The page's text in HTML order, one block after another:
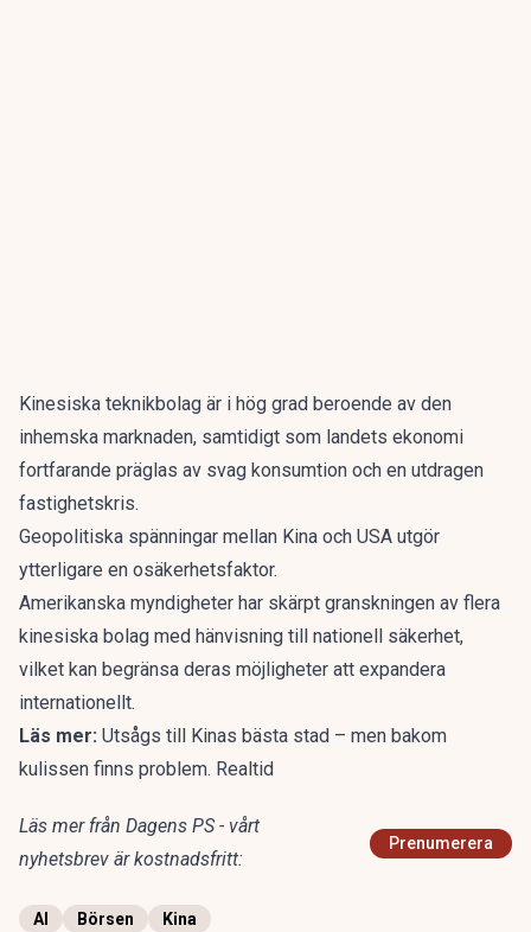
Kinesiska teknikbolag är i hög grad beroende av den
inhemska marknaden, samtidigt som landets ekonomi
fortfarande präglas av svag konsumtion och en utdragen
fastighetskris.
Geopolitiska spänningar mellan Kina och USA utgör
ytterligare en osäkerhetsfaktor.
Amerikanska myndigheter har skärpt granskningen av flera
kinesiska bolag med hänvisning till nationell säkerhet,
vilket kan begränsa deras möjligheter att expandera
internationellt.
Läs mer: Utsågs till Kinas bästa stad – men bakom
kulissen finns problem. Realtid
Läs mer från Dagens PS - vårt
nyhetsbrev är kostnadsfritt:
Prenumerera
AI Börsen Kina